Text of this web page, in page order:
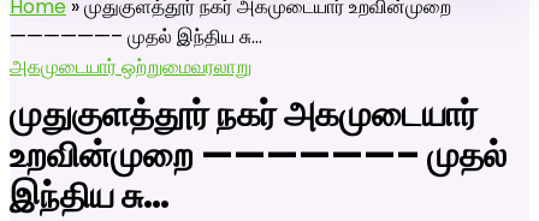
Home »முதுகுளத்தூர் நகர் அகமுடையார் உறவின்முறை
——————– முதல் இந்திய சு…
அகமுடையார் ஒற்றுமைவரலாறு
முதுகுளத்தூர் நகர் அகமுடையார்
உறவின்முறை ——————– முதல்
இந்திய சு…